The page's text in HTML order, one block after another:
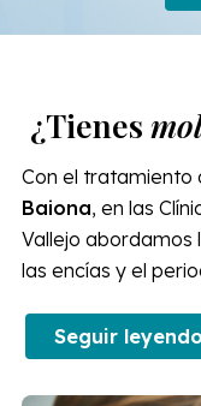
¿Tienes
Con el tratamiento
Baiona, en las
Vallejo
las encías y el
El éxito del
su desarrollo.
Seguir leyendo